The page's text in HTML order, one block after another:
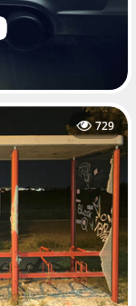
729